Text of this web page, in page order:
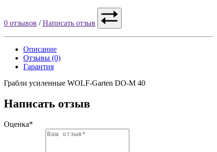
0 отзывов /Написать отзыв
Описание
Отзывы (0)
Гарантия
Грабли усиленные WOLF-Garten DO-M 40
Написать отзыв
Оценка*